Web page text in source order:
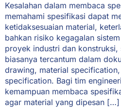
Kesalahan dalam membaca
memahami spesifikasi dapat
ketidaksesuaian material,
bahkan risiko kegagalan
proyek industri dan
biasanya tercantum dalam
drawing, material
specification. Bagi tim
kemampuan membaca
agar material yang dipesan […]